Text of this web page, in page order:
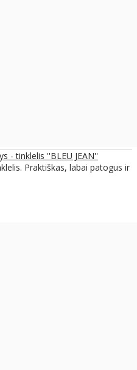
- tinklelis ''BLEU JEAN''
Praktiškas, labai patogus ir